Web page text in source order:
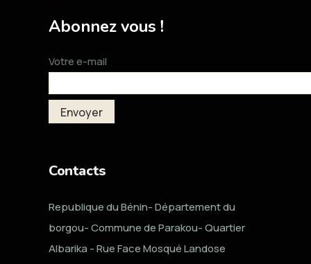
Abonnez vous !
Votre e-mail
Contacts
Republique du Bénin- Département du
borgou- Commune de Parakou- Quartier
Albarika - Rue Face Mosqué Landose